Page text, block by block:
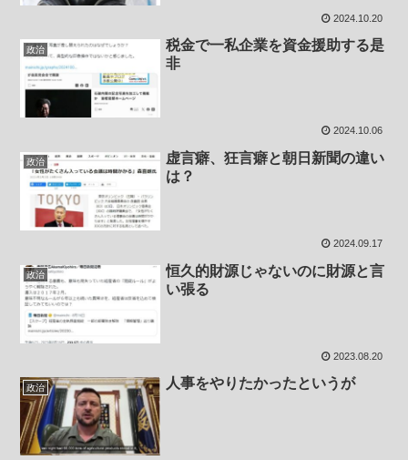
2024.10.20
政治
税金で一私企業を資金援助する是
非
2024.10.06
政治
虚言癖、狂言癖と朝日新聞の違い
は？
2024.09.17
政治
恒久的財源じゃないのに財源と言
い張る
2023.08.20
政治 人事をやりたかったというが